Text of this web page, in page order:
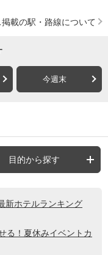
載の駅・路線について
今週末
目的から探す
新ホテルランキング
る！夏休みイベントカ